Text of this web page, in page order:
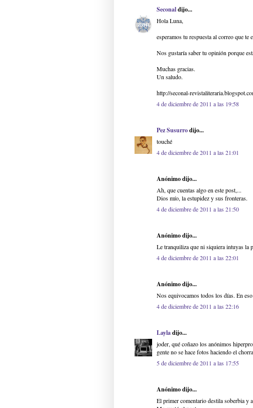
Seconaldijo...
Hola Luna,
esperamos tu respuesta al correo que te
Nos gustaría saber tu opinión porque
Muchas gracias.
Un saludo.
http://seconal-
4 de diciembre de 2011 a las 19:58
Pez Susurrodijo...
touché
4 de diciembre de 2011 a las 21:01
Anónimo dijo...
Ah, que cuentas algo en este post,...
Dios mío, la estupidez y sus fronteras.
4 de diciembre de 2011 a las 21:50
Anónimo dijo...
Le tranquiliza que ni siquiera intuyas la
4 de diciembre de 2011 a las 22:01
Anónimo dijo...
Nos equivocamos todos los días. En
4 de diciembre de 2011 a las 22:16
Layladijo...
joder, qué coñazo los anónimos
gente no se hace fotos haciendo el
5 de diciembre de 2011 a las 17:55
Anónimo dijo...
El primer comentario destila soberbia y